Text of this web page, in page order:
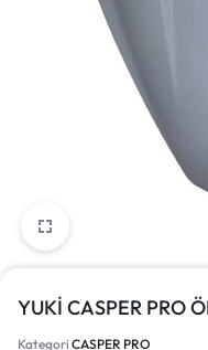
YUKİ CASPER PRO
Kategori CASPER PRO